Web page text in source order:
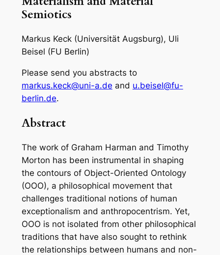
Semiotics
Markus Keck (Universität Augsburg), Uli
Beisel (FU Berlin)
Please send you abstracts to
markus.keck@uni-a.de and u.beisel@fu-
berlin.de.
Abstract
The work of Graham Harman and Timothy
Morton has been instrumental in shaping
the contours of Object-Oriented Ontology
(OOO), a philosophical movement that
challenges traditional notions of human
exceptionalism and anthropocentrism. Yet,
OOO is not isolated from other philosophical
traditions that have also sought to rethink
the relationships between humans and non-